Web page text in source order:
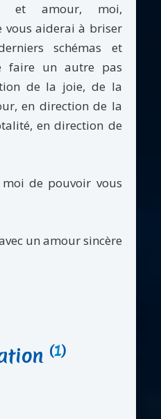
et amour, moi,
vous aiderai à briser
schémas et
faire un autre pas
de la joie, de la
en direction de la
en direction de
moi de pouvoir vous
un amour sincère
(1)